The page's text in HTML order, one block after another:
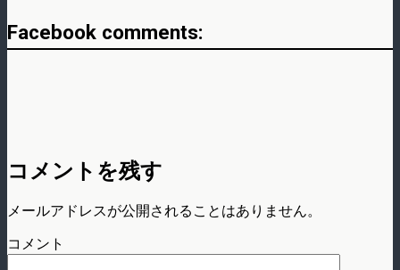
Facebook comments:
コメントを残す
メールアドレスが公開されることはありません。
コメント